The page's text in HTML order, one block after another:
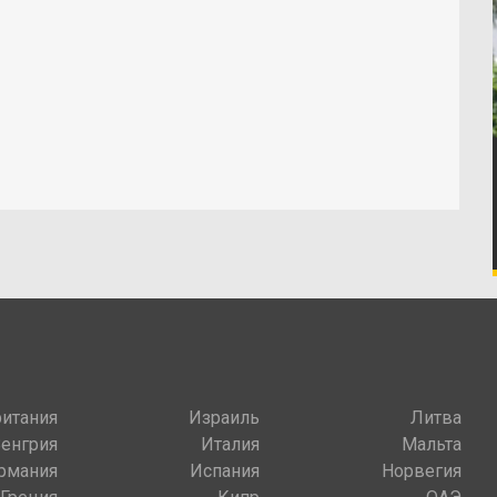
Израиль
Италия
Испания
Литва
Мальта
Норвегия